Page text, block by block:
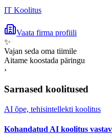
IT Koolitus
Vaata firma profiili
✨
Vajan seda oma tiimile
Aitame koostada päringu
›
Sarnased koolitused
AI õpe, tehisintellekti koolitus
Kohandatud AI koolitus